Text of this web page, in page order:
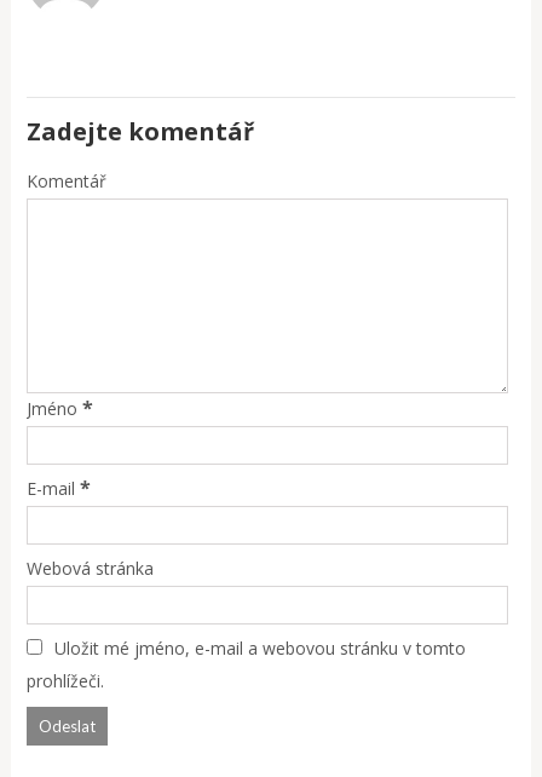
Zadejte komentář
Komentář
Jméno *
E-mail *
Webová stránka
Uložit mé jméno, e-mail a webovou stránku v tomto
prohlížeči.